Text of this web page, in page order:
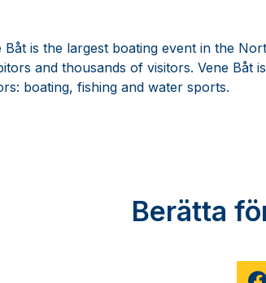
Båt is the largest boating event in the
and thousands of visitors. Vene Båt
boating, fishing and water sports.
Berätta